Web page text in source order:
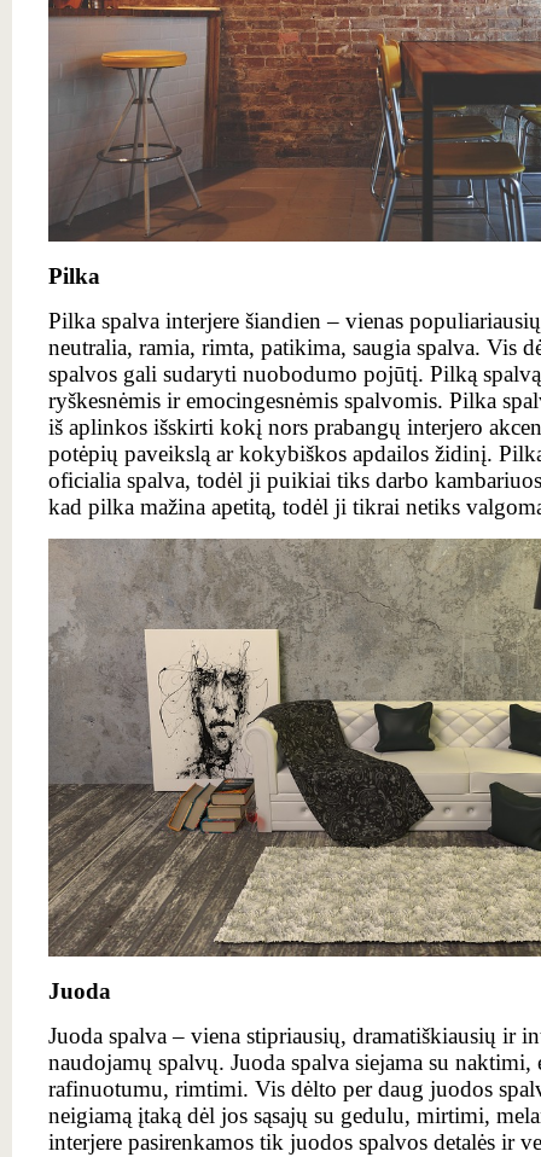
Pilka
Pilka spalva interjere šiandien – vienas
neutralia, ramia, rimta, patikima, saugia spalva. Vis
spalvos gali sudaryti nuobodumo pojūtį. Pilką
ryškesnėmis ir emocingesnėmis spalvomis. Pilka
iš aplinkos išskirti kokį nors prabangų interjero
potėpių paveikslą ar kokybiškos apdailos židinį.
oficialia spalva, todėl ji puikiai tiks darbo
kad pilka mažina apetitą, todėl ji tikrai netiks
Juoda
Juoda spalva – viena stipriausių, dramatiškiausių ir
naudojamų spalvų. Juoda spalva siejama su naktimi,
rafinuotumu, rimtimi. Vis dėlto per daug juodos
neigiamą įtaką dėl jos sąsajų su gedulu, mirtimi,
interjere pasirenkamos tik juodos spalvos detalės ir